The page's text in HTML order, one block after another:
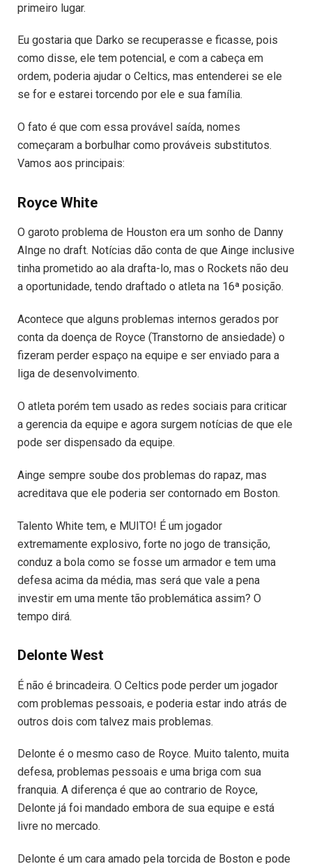
primeiro lugar.
Eu gostaria que Darko se recuperasse e ficasse, pois
como disse, ele tem potencial, e com a cabeça em
ordem, poderia ajudar o Celtics, mas entenderei se ele
se for e estarei torcendo por ele e sua família.
O fato é que com essa provável saída, nomes
começaram a borbulhar como prováveis substitutos.
Vamos aos principais:
Royce White
O garoto problema de Houston era um sonho de Danny
AInge no draft. Notícias dão conta de que Ainge inclusive
tinha prometido ao ala drafta-lo, mas o Rockets não deu
a oportunidade, tendo draftado o atleta na 16ª posição.
Acontece que alguns problemas internos gerados por
conta da doença de Royce (Transtorno de ansiedade) o
fizeram perder espaço na equipe e ser enviado para a
liga de desenvolvimento.
O atleta porém tem usado as redes sociais para criticar
a gerencia da equipe e agora surgem notícias de que ele
pode ser dispensado da equipe.
Ainge sempre soube dos problemas do rapaz, mas
acreditava que ele poderia ser contornado em Boston.
Talento White tem, e MUITO! É um jogador
extremamente explosivo, forte no jogo de transição,
conduz a bola como se fosse um armador e tem uma
defesa acima da média, mas será que vale a pena
investir em uma mente tão problemática assim? O
tempo dirá.
Delonte West
É não é brincadeira. O Celtics pode perder um jogador
com problemas pessoais, e poderia estar indo atrás de
outros dois com talvez mais problemas.
Delonte é o mesmo caso de Royce. Muito talento, muita
defesa, problemas pessoais e uma briga com sua
franquia. A diferença é que ao contrario de Royce,
Delonte já foi mandado embora de sua equipe e está
livre no mercado.
Delonte é um cara amado pela torcida de Boston e pode